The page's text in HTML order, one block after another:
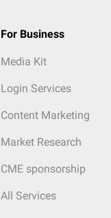
For Business
Media Kit
Login Services
Content Marketing
Market Research
CME sponsorship
All Services